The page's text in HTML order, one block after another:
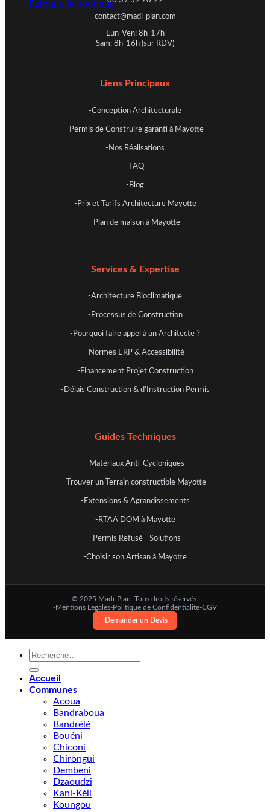
Retour à la boutique
contact@madi-plan.com
Lun-Ven: 8h-17h
Sam: 8h-16h (sur RDV)
Liens Principaux
-Conception Architecturale
-Permis de Construire garanti à Mayotte
-Nos Réalisations
-FAQ
-Blog
-Prix et Tarifs Architecture Mayotte
-Plan de maison à Mayotte
Services & Expertise
-Architecture Bioclimatique
-Processus de Construction
-Pourquoi faire appel à un Architecte ?
-Normes ERP & Accessibilité
-Financement Projet Construction
-Délais Construction & d'Instruction Permis
Guides Techniques
-Matériaux Anti-Cycloniques
-Trouver un Terrain constructible Mayotte
-Extensions & Agrandissements
-RTAA DOM à Mayotte
-Permis Refusé - Solutions
-Choisir son Artisan à Mayotte
© 2025 Madi-Plan. Tous droits réservés.
-Mentions Légales-Politique de Confidentialité-CGV
-Demander un Devis
Recherche
Accueil
Communes
Acoua
Bandraboua
Bandrélé
Bouéni
Chiconi
Chirongui
Dembeni
Dzaoudzi
Kani-Kéli
Koungou